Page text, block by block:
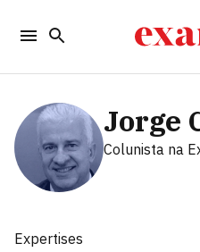
Jorge
Colunista na
Expertises